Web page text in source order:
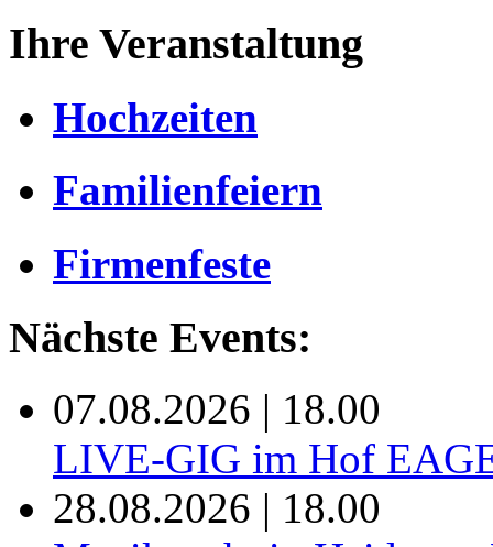
Ihre Veranstaltung
Hochzeiten
Familienfeiern
Firmenfeste
Nächste Events:
07.08.2026 | 18.00
LIVE-GIG im Hof
28.08.2026 | 18.00